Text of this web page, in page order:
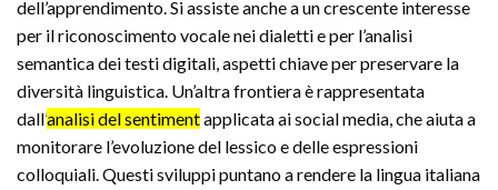
dell’apprendimento. Si assiste anche a un crescente interesse
per il riconoscimento vocale nei dialetti e per l’analisi
semantica dei testi digitali, aspetti chiave per preservare la
diversità linguistica. Un’altra frontiera è rappresentata
dall’analisi del sentimentapplicata ai social media, che aiuta a
monitorare l’evoluzione del lessico e delle espressioni
colloquiali. Questi sviluppi puntano a rendere la lingua italiana